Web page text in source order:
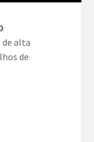
de alta
de